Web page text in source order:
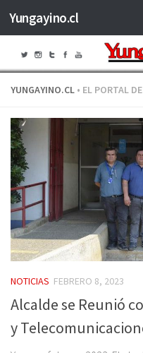
Saltar al contenido
Yungayino.cl
YUNGAYINO.CL • EL PORTAL
NOTICIAS FEBRERO 8, 2023
Alcalde se Reunió
y